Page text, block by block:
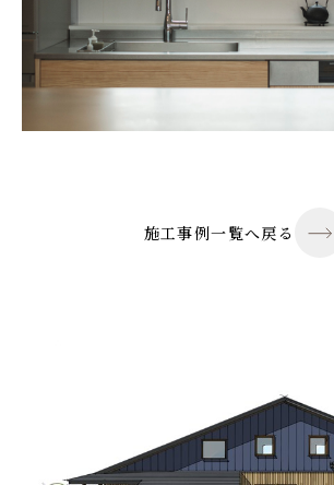
施工事例一覧へ戻る